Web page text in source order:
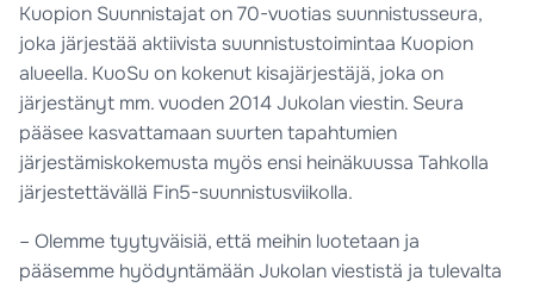
Kuopion Suunnistajat on 70-vuotias suunnistusseura,
joka järjestää aktiivista suunnistustoimintaa Kuopion
alueella. KuoSu on kokenut kisajärjestäjä, joka on
järjestänyt mm. vuoden 2014 Jukolan viestin. Seura
pääsee kasvattamaan suurten tapahtumien
järjestämiskokemusta myös ensi heinäkuussa Tahkolla
järjestettävällä Fin5-suunnistusviikolla.
– Olemme tyytyväisiä, että meihin luotetaan ja
pääsemme hyödyntämään Jukolan viestistä ja tulevalta